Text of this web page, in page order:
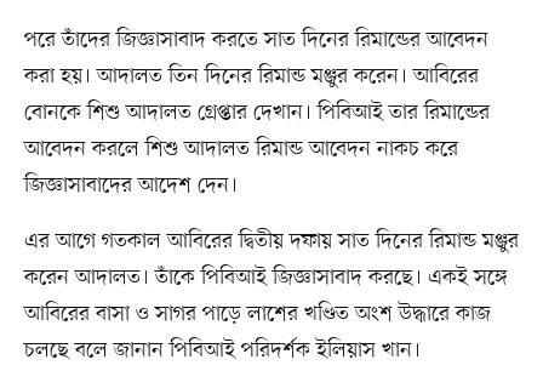
পরে তাঁদের জিজ্ঞাসাবাদ করতে সাত দিনের রিমান্ডের আবেদন
করা হয়। আদালত তিন দিনের রিমান্ড মঞ্জুর করেন। আবিরের
বোনকে শিশু আদালত গ্রেপ্তার দেখান। পিবিআই তার রিমান্ডের
আবেদন করলে শিশু আদালত রিমান্ড আবেদন নাকচ করে
জিজ্ঞাসাবাদের আদেশ দেন।
এর আগে গতকাল আবিরের দ্বিতীয় দফায় সাত দিনের রিমান্ড মঞ্জুর
করেন আদালত। তাঁকে পিবিআই জিজ্ঞাসাবাদ করছে। একই সঙ্গে
আবিরের বাসা ও সাগর পাড়ে লাশের খণ্ডিত অংশ উদ্ধারে কাজ
চলছে বলে জানান পিবিআই পরিদর্শক ইলিয়াস খান।